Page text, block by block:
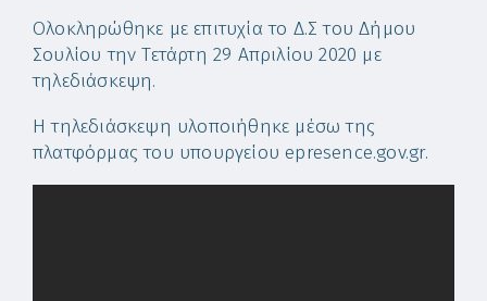
Ολοκληρώθηκε με επιτυχία το Δ.Σ του Δήμου
Σουλίου την Τετάρτη 29 Απριλίου 2020 με
τηλεδιάσκεψη.
Η τηλεδιάσκεψη υλοποιήθηκε μέσω της
πλατφόρμας του υπουργείου epresence.gov.gr.